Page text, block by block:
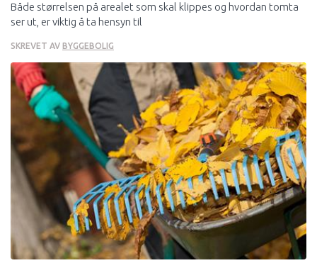
Både størrelsen på arealet som skal klippes og hvordan tomta
ser ut, er viktig å ta hensyn til
SKREVET AV BYGGEBOLIG